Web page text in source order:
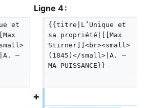
Ligne 4 :
et
—
{{titre|L’Unique et
sa propriété|[[Max
Stirner]]<br><small>
(1845)</small>|A. —
MA PUISSANCE}}